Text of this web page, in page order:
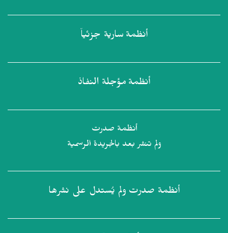
أنظمة سارية جزئياً
أنظمة مؤجلة النفاذ
أنظمة صدرت
ولم تنشر بعد بالجريدة الرسمية
أنظمة صدرت ولم يُستدل على نشرها